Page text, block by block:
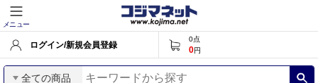
メニュー
ログイン/新規会員登録
0点
0円
全ての商品